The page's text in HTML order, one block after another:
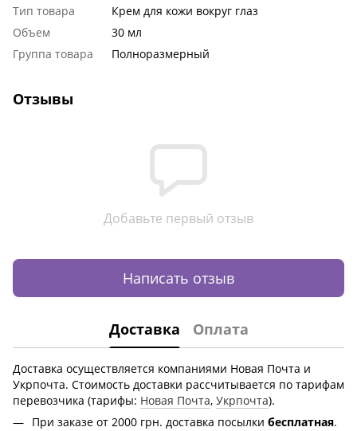
Тип товара
Крем для кожи вокруг глаз
Объем
30 мл
Группа товара
Полноразмерный
Отзывы
Добавьте первый отзыв
Написать отзыв
Доставка Оплата
Доставка осуществляется компаниями Новая Почта и
Укрпочта. Стоимость доставки рассчитывается по тарифам
перевозчика (тарифы: Новая Почта, Укрпочта).
При заказе от 2000 грн. доставка посылки бесплатная.